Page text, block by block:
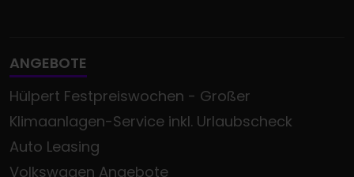
ANGEBOTE
Hülpert Festpreiswochen - Großer
Klimaanlagen-Service inkl. Urlaubscheck
Auto Leasing
Volkswagen Angebote